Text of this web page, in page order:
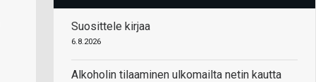
Suosittele kirjaa
6.8.2026
Alkoholin tilaaminen ulkomailta netin kautta